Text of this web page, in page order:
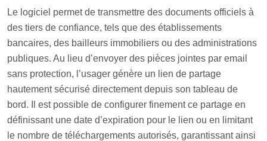
Le logiciel permet de transmettre des documents officiels à
des tiers de confiance, tels que des établissements
bancaires, des bailleurs immobiliers ou des administrations
publiques. Au lieu d’envoyer des pièces jointes par email
sans protection, l’usager génère un lien de partage
hautement sécurisé directement depuis son tableau de
bord. Il est possible de configurer finement ce partage en
définissant une date d’expiration pour le lien ou en limitant
le nombre de téléchargements autorisés, garantissant ainsi